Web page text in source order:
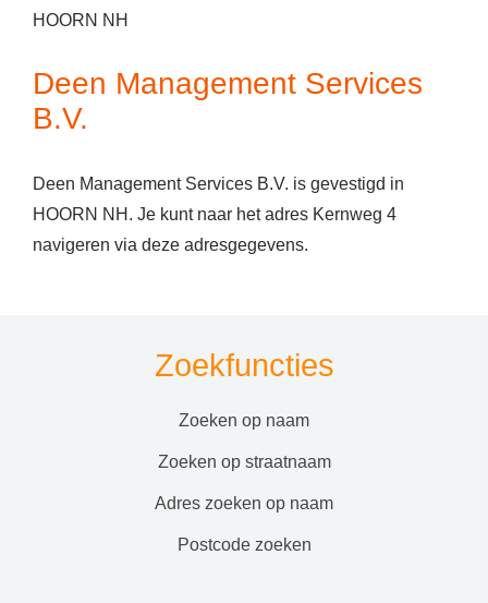
HOORN NH
Deen Management Services
B.V.
Deen Management Services B.V. is gevestigd in
HOORN NH. Je kunt naar het adres Kernweg 4
navigeren via deze adresgegevens.
Zoekfuncties
zoeken op naam
zoeken op straatnaam
adres zoeken op naam
postcode zoeken